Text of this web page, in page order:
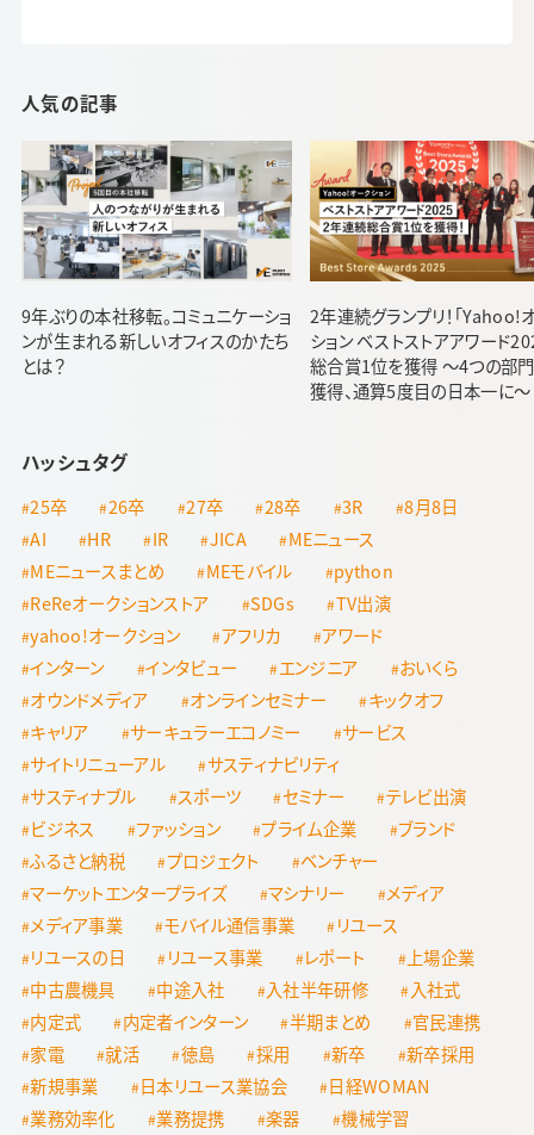
人気の記事
9年ぶりの本社移転。コミュニケーショ
ンが生まれる新しいオフィスのかたち
とは？
2年連続グランプリ！「Yahoo!
ション ベストストアアワード
総合賞1位を獲得 ～4つの部
獲得、通算5度目の日本一に～
ハッシュタグ
25卒 26卒 27卒 28卒 3R
8月8日
AI
HR IR JICA
MEニュース
MEニュースまとめ
MEモバイル
python
ReReオークションストア
SDGs
TV出演
yahoo!オークション
アフリカ
アワード
インターン
インタビュー エンジニア
おいくら
オウンドメディア
オンラインセミナー
キックオフ
キャリア
サーキュラーエコノミー
サービス
サイトリニューアル
サスティナビリティ
サスティナブル
スポーツ セミナー
テレビ出演
ビジネス
ファッション プライム企業
ブランド
ふるさと納税
プロジェクト
ベンチャー
マーケットエンタープライズ
マシナリー
メディア
メディア事業
モバイル通信事業
リユース
リユースの日
リユース事業 レポート
上場企業
中古農機具
中途入社 入社半年研修
入社式
内定式
内定者インターン 半期まとめ
官民連携
家電
就活 徳島 採用 新卒
新卒採用
新規事業
日本リユース業協会
日経WOMAN
業務効率化
業務提携 楽器
機械学習